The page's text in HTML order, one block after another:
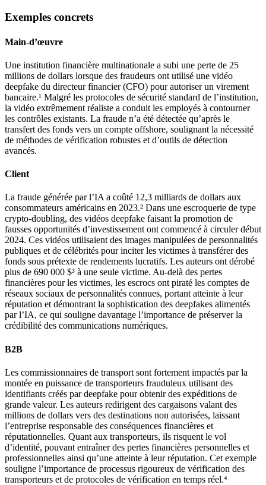
Exemples concrets
Main-d’œuvre
Une institution financière multinationale a subi une perte de 25
millions de dollars lorsque des fraudeurs ont utilisé une vidéo
deepfake du directeur financier (CFO) pour autoriser un virement
bancaire.¹ Malgré les protocoles de sécurité standard de l’institution,
la vidéo extrêmement réaliste a conduit les employés à contourner
les contrôles existants. La fraude n’a été détectée qu’après le
transfert des fonds vers un compte offshore, soulignant la nécessité
de méthodes de vérification robustes et d’outils de détection
avancés.
Client
La fraude générée par l’IA a coûté 12,3 milliards de dollars aux
consommateurs américains en 2023.² Dans une escroquerie de type
crypto-doubling, des vidéos deepfake faisant la promotion de
fausses opportunités d’investissement ont commencé à circuler début
2024. Ces vidéos utilisaient des images manipulées de personnalités
publiques et de célébrités pour inciter les victimes à transférer des
fonds sous prétexte de rendements lucratifs. Les auteurs ont dérobé
plus de 690 000 $³ à une seule victime. Au-delà des pertes
financières pour les victimes, les escrocs ont piraté les comptes de
réseaux sociaux de personnalités connues, portant atteinte à leur
réputation et démontrant la sophistication des deepfakes alimentés
par l’IA, ce qui souligne davantage l’importance de préserver la
crédibilité des communications numériques.
B2B
Les commissionnaires de transport sont fortement impactés par la
montée en puissance de transporteurs frauduleux utilisant des
identifiants créés par deepfake pour obtenir des expéditions de
grande valeur. Les auteurs redirigent des cargaisons valant des
millions de dollars vers des destinations non autorisées, laissant
l’entreprise responsable des conséquences financières et
réputationnelles. Quant aux transporteurs, ils risquent le vol
d’identité, pouvant entraîner des pertes financières personnelles et
professionnelles ainsi qu’une atteinte à leur réputation. Cet exemple
souligne l’importance de processus rigoureux de vérification des
transporteurs et de protocoles de vérification en temps réel.⁴